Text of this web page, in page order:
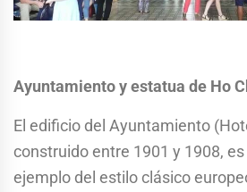
Ayuntamiento y estatua de Ho
El edificio del Ayuntamiento
construido entre 1901 y 1908,
ejemplo del estilo clásico